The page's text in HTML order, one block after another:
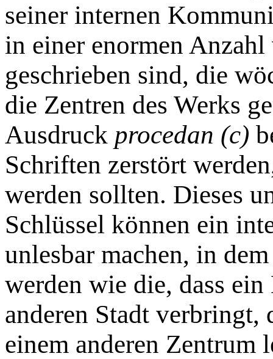
seiner internen
in einer enormen
geschrieben sind, die
die Zentren des Werks
Ausdruck procedan (c)
Schriften zerstört
werden sollten. Dieses
Schlüssel können ein
unlesbar machen, in
werden wie die, dass
anderen Stadt verbringt,
einem anderen Zentrum